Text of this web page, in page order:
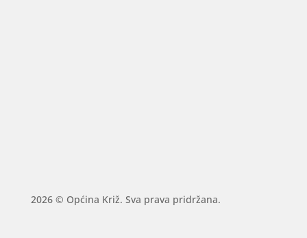
2026 © Općina Križ. Sva prava pridržana.